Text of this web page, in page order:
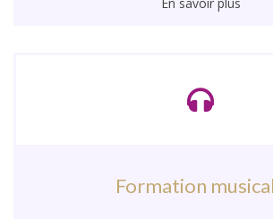
En savoir plus
Formation